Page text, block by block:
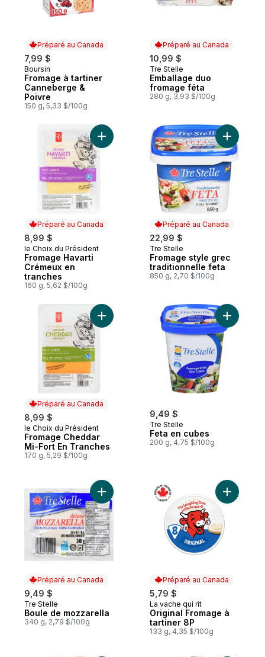
Préparé au Canada
7,99 $
Préparé au Canada
Boursin
Fromage à tartiner
Canneberge &
Poivre
150 g, 5,33 $/100g
Préparé au Canada
10,99 $
Préparé au Canada
Tre Stelle
Emballage duo
fromage féta
280 g, 3,93 $/100g
Préparé au Canada
8,99 $
Préparé au Canada
le Choix du Président
Fromage Havarti
Crémeux en
tranches
160 g, 5,62 $/100g
Ajouter Fromage Havarti Crémeux en
Préparé au Canada
22,99 $
Préparé au Canada
Tre Stelle
Fromage style grec
traditionnelle feta
850 g, 2,70 $/100g
Ajouter
Préparé au Canada
8,99 $
Préparé au Canada
le Choix du Président
Fromage Cheddar
Mi-Fort En Tranches
170 g, 5,29 $/100g
Ajouter Fromage Cheddar Mi-Fort En
9,49 $
Tre Stelle
Feta en cubes
200 g, 4,75 $/100g
Ajouter
Préparé au Canada
9,49 $
Préparé au Canada
Tre Stelle
Boule de mozzarella
340 g, 2,79 $/100g
Ajouter Boule de mozzarella au panier
Préparé au Canada
5,79 $
Préparé au Canada
La vache qui rit
Original Fromage à
tartiner 8P
133 g, 4,35 $/100g
Ajouter